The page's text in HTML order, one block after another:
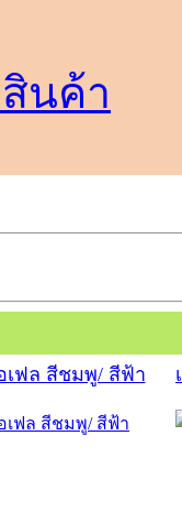
นค้า
เฟล สีชมพู/ สีฟ้า